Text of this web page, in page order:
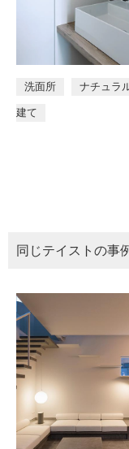
洗面所 ナチュラ
建て
同じテイストの事